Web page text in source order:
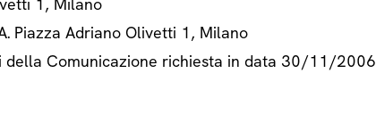
Piazza Adriano Olivetti 1, Milano
della Comunicazione richiesta in data 30/11/2006